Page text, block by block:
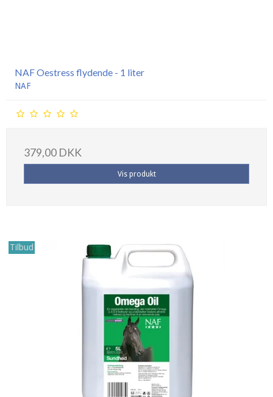
NAF Oestress flydende - 1 liter
NAF
379,00 DKK
Vis produkt
Tilbud